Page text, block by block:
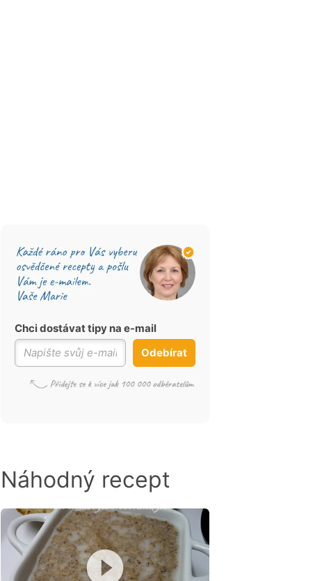
Chci dostávat tipy na e-mail
Odebírat
Náhodný recept